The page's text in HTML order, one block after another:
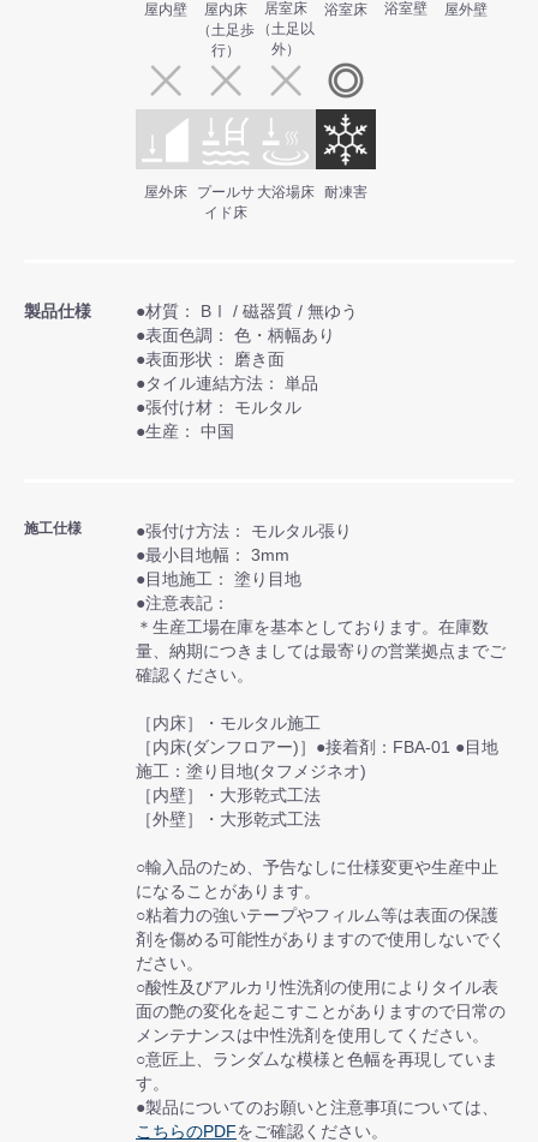
屋内壁
屋内床
（土足歩
行）
居室床
（土足以
外）
浴室床 浴室壁 屋外壁
屋外床
プールサ
イド床
大浴場床 耐凍害
製品仕様
●材質： BⅠ / 磁器質 / 無ゆう
●表面色調： 色・柄幅あり
●表面形状： 磨き面
●タイル連結方法： 単品
●張付け材： モルタル
●生産： 中国
施工仕様
●張付け方法： モルタル張り
●最小目地幅： 3mm
●目地施工： 塗り目地
●注意表記：
＊生産工場在庫を基本としております。在庫数
量、納期につきましては最寄りの営業拠点までご
確認ください。
［内床］・モルタル施工
［内床(ダンフロアー)］●接着剤：FBA-01 ●目地
施工：塗り目地(タフメジネオ)
［内壁］・大形乾式工法
［外壁］・大形乾式工法
○輸入品のため、予告なしに仕様変更や生産中止
になることがあります。
○粘着力の強いテープやフィルム等は表面の保護
剤を傷める可能性がありますので使用しないでく
ださい。
○酸性及びアルカリ性洗剤の使用によりタイル表
面の艶の変化を起こすことがありますので日常の
メンテナンスは中性洗剤を使用してください。
○意匠上、ランダムな模様と色幅を再現していま
す。
●製品についてのお願いと注意事項については、
こちらのPDFをご確認ください。